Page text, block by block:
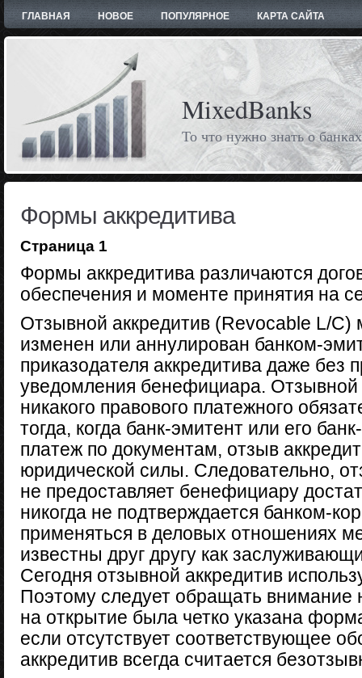
ГЛАВНАЯ НОВОЕ ПОПУЛЯРНОЕ КАРТА САЙТА
MixedBanks
То что нужно знать о банках
Формы аккредитива
Страница 1
Формы аккредитива различаются
обеспечения и моменте принятия на
Отзывной аккредитив (Revocable L/
изменен или аннулирован банком-
приказодателя аккредитива даже без
уведомления бенефициара. Отзывной
никакого правового платежного
тогда, когда банк-эмитент или его
платеж по документам, отзыв
юридической силы. Следовательно,
не предоставляет бенефициару
никогда не подтверждается банком-
применяться в деловых отношениях
известны друг другу как
Сегодня отзывной аккредитив
Поэтому следует обращать внимание
на открытие была четко указана
если отсутствует соответствующее
аккредитив всегда считается